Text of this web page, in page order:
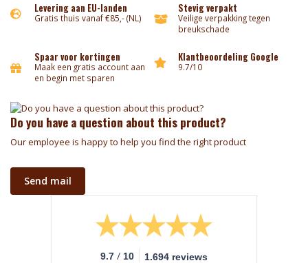
Levering aan EU-landen
Gratis thuis vanaf €85,- (NL)
Stevig verpakt
Veilige verpakking tegen
breukschade
Spaar voor kortingen
Maak een gratis account aan
en begin met sparen
Klantbeoordeling Google
9.7/10
Do you have a question about this product?
Our employee is happy to help you find the right product
Send mail
9.7 / 10 1.694 reviews